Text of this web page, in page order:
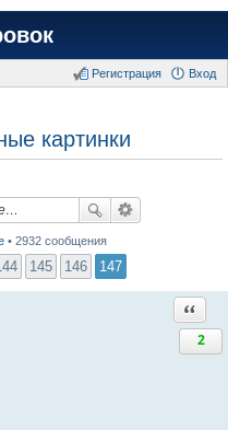
Вход
Регистрация
картинки
• 2932 сообщения
145 146 147
2